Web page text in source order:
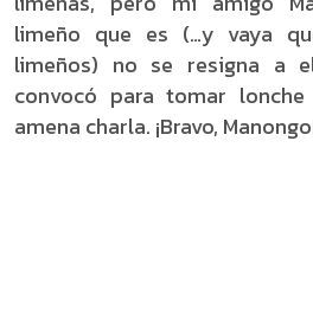
limeño que es (…y vaya
limeños) no se resigna a
convocó para tomar
amena charla. ¡Bravo,